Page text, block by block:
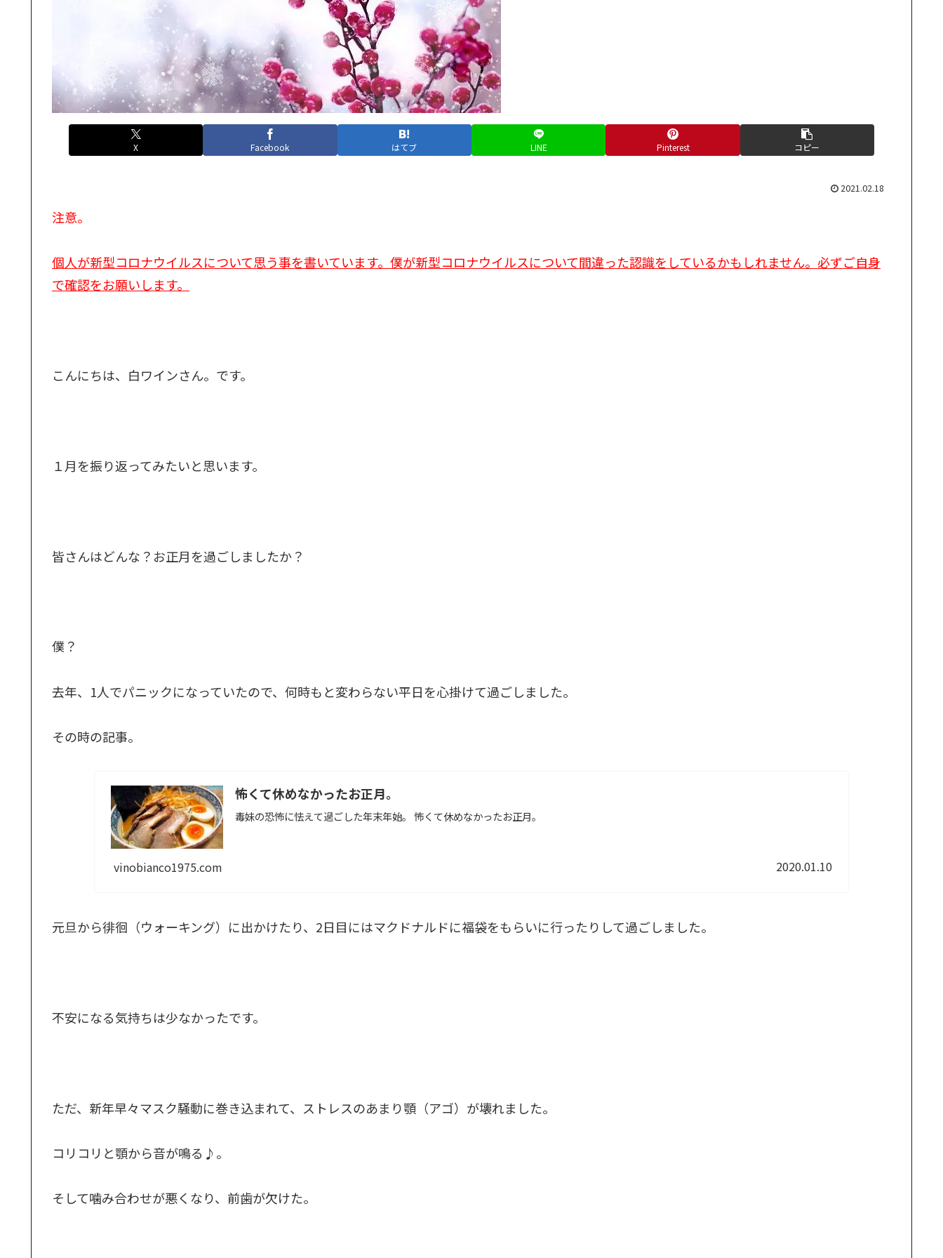
X Facebook はてブ LINE Pinterest コピー
2021.02.18
注意。
個人が新型コロナウイルスについて思う事を書いています。僕が新型コロナウイルスについて間違った認識をしているかもしれません。必ずご自身
で確認をお願いします。
こんにちは、白ワインさん。です。
１月を振り返ってみたいと思います。
皆さんはどんな？お正月を過ごしましたか？
僕？
去年、1人でパニックになっていたので、何時もと変わらない平日を心掛けて過ごしました。
その時の記事。
怖くて休めなかったお正月。
毒妹の恐怖に怯えて過ごした年末年始。 怖くて休めなかったお正月。
vinobianco1975.com 2020.01.10
元旦から徘徊（ウォーキング）に出かけたり、2日目にはマクドナルドに福袋をもらいに行ったりして過ごしました。
不安になる気持ちは少なかったです。
ただ、新年早々マスク騒動に巻き込まれて、ストレスのあまり顎（アゴ）が壊れました。
コリコリと顎から音が鳴る♪。
そして噛み合わせが悪くなり、前歯が欠けた。